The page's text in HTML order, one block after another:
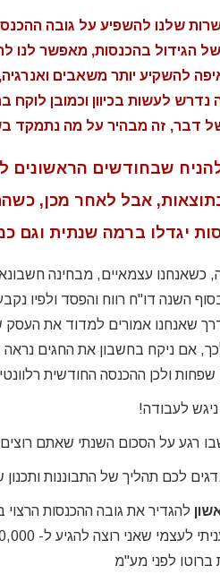
שלנו להשפיע על גובה
של הגידול בהכנסות, מאפשר לנו
להשקיע יותר משאבים
נדרש לעשות בכיוון וכמובן
דבר, זה מבהיר על מה נתמקד
שבחודשים הראשונים
אבל לאחר מכן,
יגדלו ברמה שנתית וגם
כשאנחנו עצמאיים, מבחינה
השנה דו"ח רווח והפסד ולפיו
שאנחנו אמורים למדוד את העסק
ולכן ההכנסה החודשית
ניגש לעבודה!
רגע על הסכום השנתי שאתם רוצים
לכם תהליך של התבוננות
להגדיר את גובה ההכנסות
לעצמי שאני רוצה להגיע ל- 300,000 ש"ח
ברוטו לפני מע"מ
Sarit
business
years
owner of
who's
projects i
things"
is just
target
activties
an
her as
of Sarit
in my career
not know where I
Sarit was very
supportive and
time ! I would
will address her
& CRM Projects
Manager